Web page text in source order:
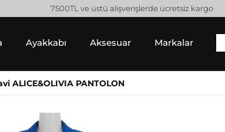
7500TL ve üstü alışverişlerde ücretsiz kargo
Ayakkabı
Sneaker
Aksesuar Markalar
Gucci
ALICE&OLIVIA PANTOLON